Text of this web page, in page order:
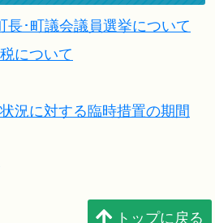
長･町議会議員選挙について
について
況に対する臨時措置の期間
トップに戻る